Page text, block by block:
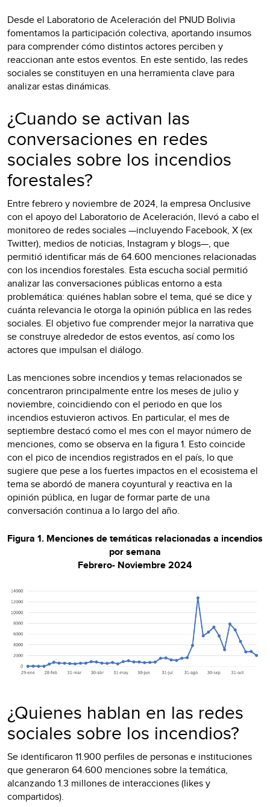
Desde el Laboratorio de Aceleración del PNUD Bolivia
fomentamos la participación colectiva, aportando insumos
para comprender cómo distintos actores perciben y
reaccionan ante estos eventos. En este sentido, las redes
sociales se constituyen en una herramienta clave para
analizar estas dinámicas.
¿Cuando se activan las
conversaciones en redes
sociales sobre los incendios
forestales?
Entre febrero y noviembre de 2024, la empresa Onclusive
con el apoyo del Laboratorio de Aceleración, llevó a cabo el
monitoreo de redes sociales —incluyendo Facebook, X (ex
Twitter), medios de noticias, Instagram y blogs—, que
permitió identificar más de 64.600 menciones relacionadas
con los incendios forestales. Esta escucha social permitió
analizar las conversaciones públicas entorno a esta
problemática: quiénes hablan sobre el tema, qué se dice y
cuánta relevancia le otorga la opinión pública en las redes
sociales. El objetivo fue comprender mejor la narrativa que
se construye alrededor de estos eventos, así como los
actores que impulsan el diálogo.
Las menciones sobre incendios y temas relacionados se
concentraron principalmente entre los meses de julio y
noviembre, coincidiendo con el periodo en que los
incendios estuvieron activos. En particular, el mes de
septiembre destacó como el mes con el mayor número de
menciones, como se observa en la figura 1. Esto coincide
con el pico de incendios registrados en el país, lo que
sugiere que pese a los fuertes impactos en el ecosistema el
tema se abordó de manera coyuntural y reactiva en la
opinión pública, en lugar de formar parte de una
conversación continua a lo largo del año.
Figura 1. Menciones de temáticas relacionadas a incendios
por semana
Febrero- Noviembre 2024
¿Quienes hablan en las redes
sociales sobre los incendios?
Se identificaron 11.900 perfiles de personas e instituciones
que generaron 64.600 menciones sobre la temática,
alcanzando 1.3 millones de interacciones (likes y
compartidos).